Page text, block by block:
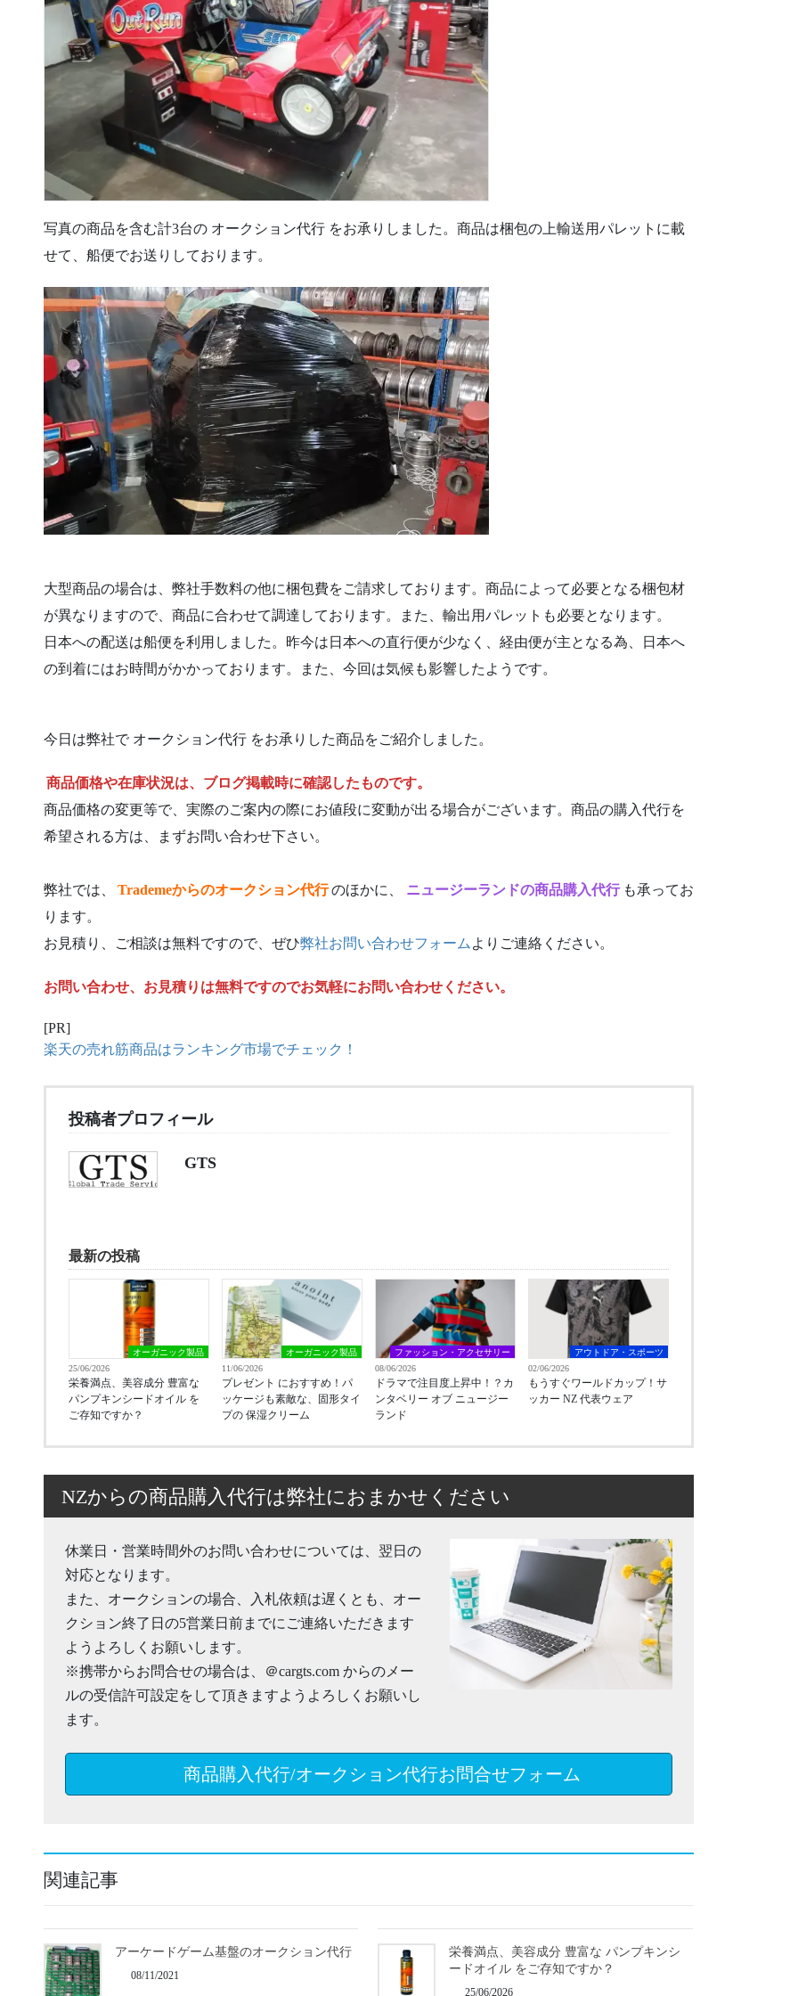
写真の商品を含む計3台の オークション代行 をお承りしました。商品は梱包の上輸送用パレットに載
せて、船便でお送りしております。
大型商品の場合は、弊社手数料の他に梱包費をご請求しております。商品によって必要となる梱包材
が異なりますので、商品に合わせて調達しております。また、輸出用パレットも必要となります。
日本への配送は船便を利用しました。昨今は日本への直行便が少なく、経由便が主となる為、日本へ
の到着にはお時間がかかっております。また、今回は気候も影響したようです。
今日は弊社で オークション代行 をお承りした商品をご紹介しました。
商品価格や在庫状況は、ブログ掲載時に確認したものです。
商品価格の変更等で、実際のご案内の際にお値段に変動が出る場合がございます。商品の購入代行を
希望される方は、まずお問い合わせ下さい。
弊社では、 Trademeからのオークション代行のほかに、 ニュージーランドの商品購入代行 も承ってお
ります。
お見積り、ご相談は無料ですので、ぜひ弊社お問い合わせフォーム よりご連絡ください。
お問い合わせ、お見積りは無料ですのでお気軽にお問い合わせください。
[PR]
楽天の売れ筋商品はランキング市場でチェック！
投稿者プロフィール
GTS
最新の投稿
オーガニック製品
25/06/2026
栄養満点、美容成分 豊富な
パンプキンシードオイル を
ご存知ですか？
オーガニック製品
11/06/2026
プレゼント におすすめ！パ
ッケージも素敵な、固形タイ
プの 保湿クリーム
ファッション・アクセサリー
08/06/2026
ドラマで注目度上昇中！？カ
ンタベリー オブ ニュージー
ランド
アウトドア・スポーツ
02/06/2026
もうすぐワールドカップ！サ
ッカー NZ 代表ウェア
NZからの商品購入代行は弊社におまかせください
休業日・営業時間外のお問い合わせについては、翌日の
対応となります。
また、オークションの場合、入札依頼は遅くとも、オー
クション終了日の5営業日前までにご連絡いただきます
ようよろしくお願いします。
※携帯からお問合せの場合は、＠cargts.com からのメー
ルの受信許可設定をして頂きますようよろしくお願いし
ます。
商品購入代行/オークション代行お問合せフォーム
関連記事
アーケードゲーム基盤のオークション代行
08/11/2021
栄養満点、美容成分 豊富な パンプキンシ
ードオイル をご存知ですか？
25/06/2026